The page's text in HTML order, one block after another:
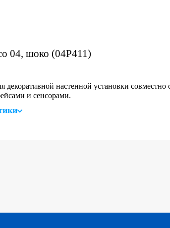
04, шоко (04P411)
декоративной настенной установки
и сенсорами.